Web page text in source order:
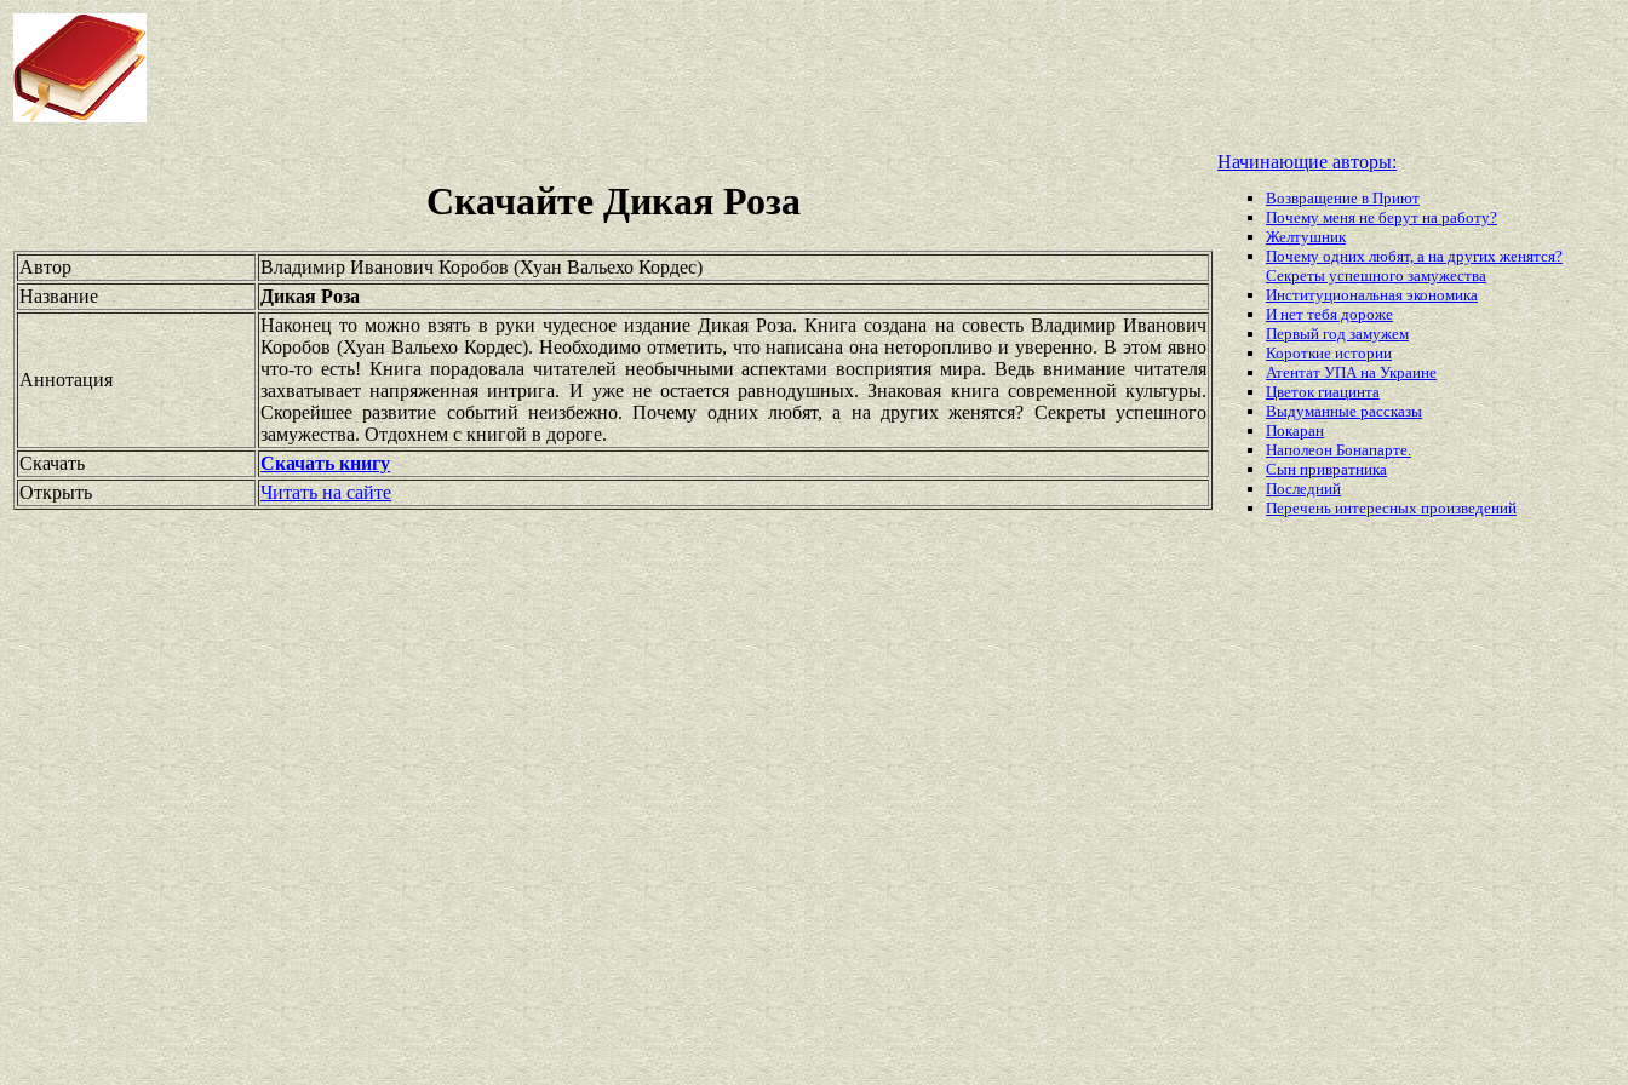
Скачайте Дикая Роза
Автор
Владимир Иванович Коробов (Хуан Вальехо Кордес)
Название
Дикая Роза
Аннотация
Наконец то можно взять в руки чудесное издание Дикая Роза. Книга создана на совесть Владимир Иванович
Коробов (Хуан Вальехо Кордес). Необходимо отметить, что написана она неторопливо и уверенно. В этом явно
что-то есть! Книга порадовала читателей необычными аспектами восприятия мира. Ведь внимание читателя
захватывает напряженная интрига. И уже не остается равнодушных. Знаковая книга современной культуры.
Скорейшее развитие событий неизбежно. Почему одних любят, а на других женятся? Секреты успешного
замужества. Отдохнем с книгой в дороге.
Скачать
Скачать книгу
Открыть
Читать на сайте
Начинающие авторы:
Возвращение в Приют
Почему меня не берут на работу?
Желтушник
Почему одних любят, а на других женятся?
Секреты успешного замужества
Институциональная экономика
И нет тебя дороже
Первый год замужем
Короткие истории
Атентат УПА на Украине
Цветок гиацинта
Выдуманные рассказы
Покаран
Наполеон Бонапарте.
Сын привратника
Последний
Перечень интересныхпроизведений